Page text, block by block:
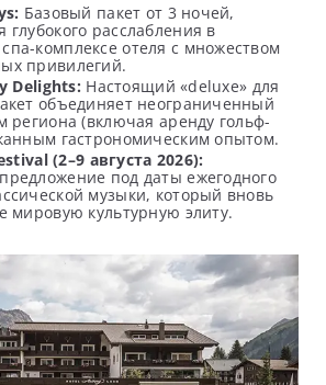
Базовый пакет от 3 ночей,
глубокого расслабления в
комплексе отеля с множеством
привилегий.
Delights: Настоящий «deluxe» для
объединяет неограниченный
региона (включая аренду гольф-
гастрономическим опытом.
(2–9 августа 2026):
под даты ежегодного
музыки, который вновь
мировую культурную элиту.